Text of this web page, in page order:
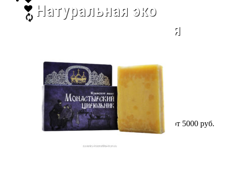
Натуральная эко
косметика - всё для
Лето не за горами, сейчас цены ниже!
Бесплатная доставка по России при заказе от 5000 руб.